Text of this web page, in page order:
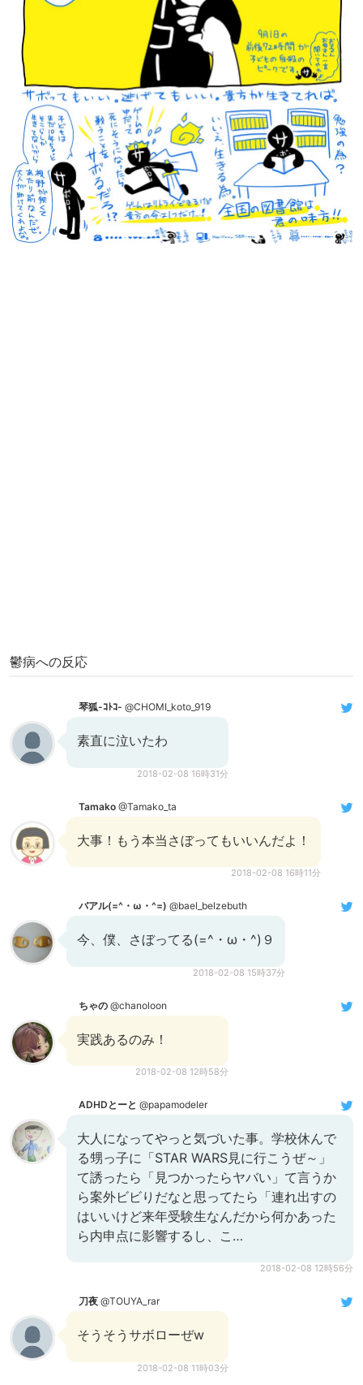
鬱病への反応
琴狐-ｺﾄｺ- @CHOMI_koto_919
素直に泣いたわ
2018-02-08 16時31分
Tamako @Tamako_ta
大事！もう本当さぼってもいいんだよ！
2018-02-08 16時11分
バアル(=^・ω・^=) @bael_belzebuth
今、僕、さぼってる(=^・ω・^)９
2018-02-08 15時37分
ちゃの @chanoloon
実践あるのみ！
2018-02-08 12時58分
ADHDとーと @papamodeler
大人になってやっと気づいた事。学校休んで
る甥っ子に「STAR WARS見に行こうぜ～」
て誘ったら「見つかったらヤバい」て言うか
ら案外ビビりだなと思ってたら「連れ出すの
はいいけど来年受験生なんだから何かあった
ら内申点に影響するし、こ…
2018-02-08 12時56分
刀夜 @TOUYA_rar
そうそうサボローぜw
2018-02-08 11時03分